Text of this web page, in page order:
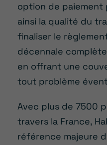
option de
ainsi la qualité du
finaliser le
décennale
en offrant une
tout problème
Avec plus de 7500
travers la France,
référence majeure